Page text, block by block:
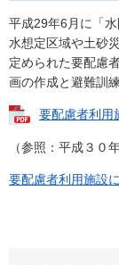
平成29年6月に「
水想定区域や土砂
定められた要配慮
画の作成と避難訓
要配慮者利用
（参照：平成３０
要配慮者利用施設